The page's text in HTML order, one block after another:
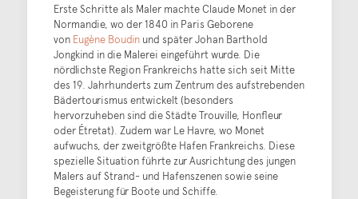
Erste Schritte als Maler machte Claude Monet in der
Normandie, wo der 1840 in Paris Geborene
von Eugène Boudinund später Johan Barthold
Jongkind in die Malerei eingeführt wurde. Die
nördlichste Region Frankreichs hatte sich seit Mitte
des 19. Jahrhunderts zum Zentrum des aufstrebenden
Bädertourismus entwickelt (besonders
hervorzuheben sind die Städte Trouville, Honfleur
oder Étretat). Zudem war Le Havre, wo Monet
aufwuchs, der zweitgrößte Hafen Frankreichs. Diese
spezielle Situation führte zur Ausrichtung des jungen
Malers auf Strand- und Hafenszenen sowie seine
Begeisterung für Boote und Schiffe.